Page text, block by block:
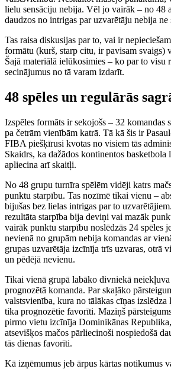
lielu sensāciju nebija. Vēl jo vairāk – no 48
daudzos no intrigas par uzvarētāju nebija ne
Tas raisa diskusijas par to, vai ir
formātu (kurš, starp citu, ir pavisam svaigs)
Šajā materiālā ielūkosimies – ko par to visu
secinājumus no tā varam izdarīt.
48 spēles un regulārās
Izspēles formāts ir sekojošs – 32 komandas
pa četrām vienībām katrā. Tā kā šis ir
FIBA piešķīrusi kvotas no visiem tās
Skaidrs, ka dažādos kontinentos
apliecina arī skaitļi.
No 48 grupu turnīra spēlēm vidēji katrs
punktu starpību. Tas nozīmē tikai vienu –
bijušas bez lielas intrigas par to
rezultāta starpība bija deviņi vai mazāk
vairāk punktu starpību noslēdzās 24 spēles
nevienā no grupām nebija komandas ar
grupas uzvarētāja izcīnīja trīs uzvaras, otrā
un pēdējā nevienu.
Tikai vienā grupā labāko divniekā
prognozētā komanda. Par skaļāko
valstsvienība, kura no tālākas cīņas izslēdza
tika prognozētie favorīti. Maziņš
pirmo vietu izcīnīja Dominikānas
atsevišķos mačos pārliecinoši nospiedošā
tās dienas favorīti.
Kā izņēmumus jeb ārpus kārtas notikumus